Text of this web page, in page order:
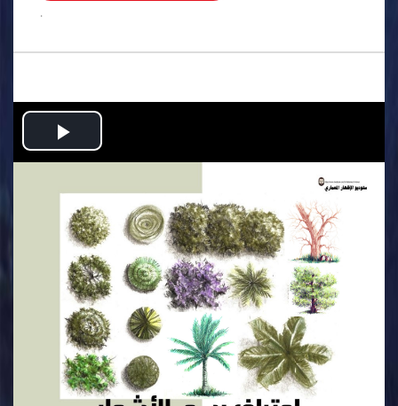
.
Play
Video